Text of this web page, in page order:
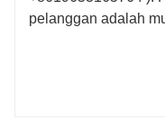
pelanggan adalah